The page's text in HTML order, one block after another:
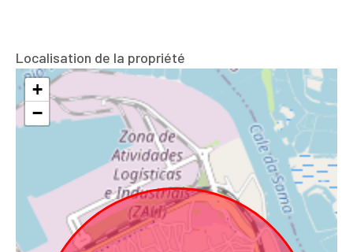
Localisation de la propriété
+
−